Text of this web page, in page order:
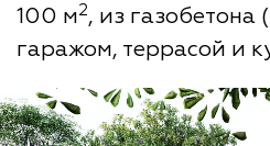
100 м2, из газобетона
гаражом, террасой и